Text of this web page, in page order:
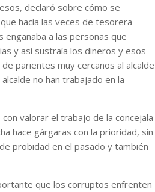
declaró sobre cómo se
hacía las veces de tesorera
engañaba a las personas que
y así sustraía los dineros y esos
parientes muy cercanos al alcalde
no han trabajado en la
valorar el trabajo de la concejala
hace gárgaras con la prioridad, sin
probidad en el pasado y también
que los corruptos enfrenten